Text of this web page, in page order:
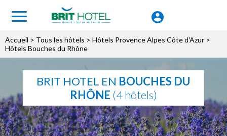
Accueil > Tous les hôtels > Hôtels Provence Alpes Côte d'Azur >
Hôtels Bouches du Rhône
BRIT HOTEL EN BOUCHES DU
RHÔNE (4 hôtels)